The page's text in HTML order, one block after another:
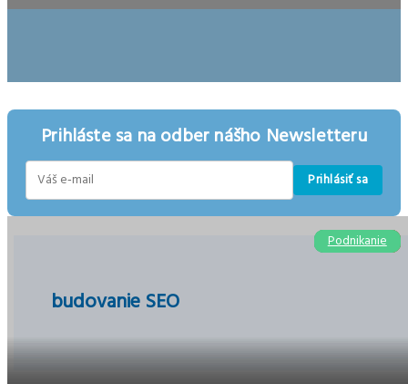
Prihláste sa na odber nášho Newsletteru
Prihlásiť sa
budovanie SEO
Marketing
Podnikanie
E-shopy
Podnikanie
Ekonomika
E-shopy
Podnikanie
Podnikanie